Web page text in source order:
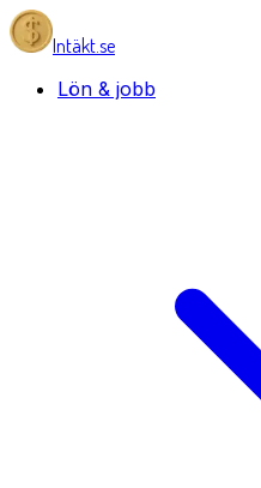
Intäkt.se
Lön & jobb